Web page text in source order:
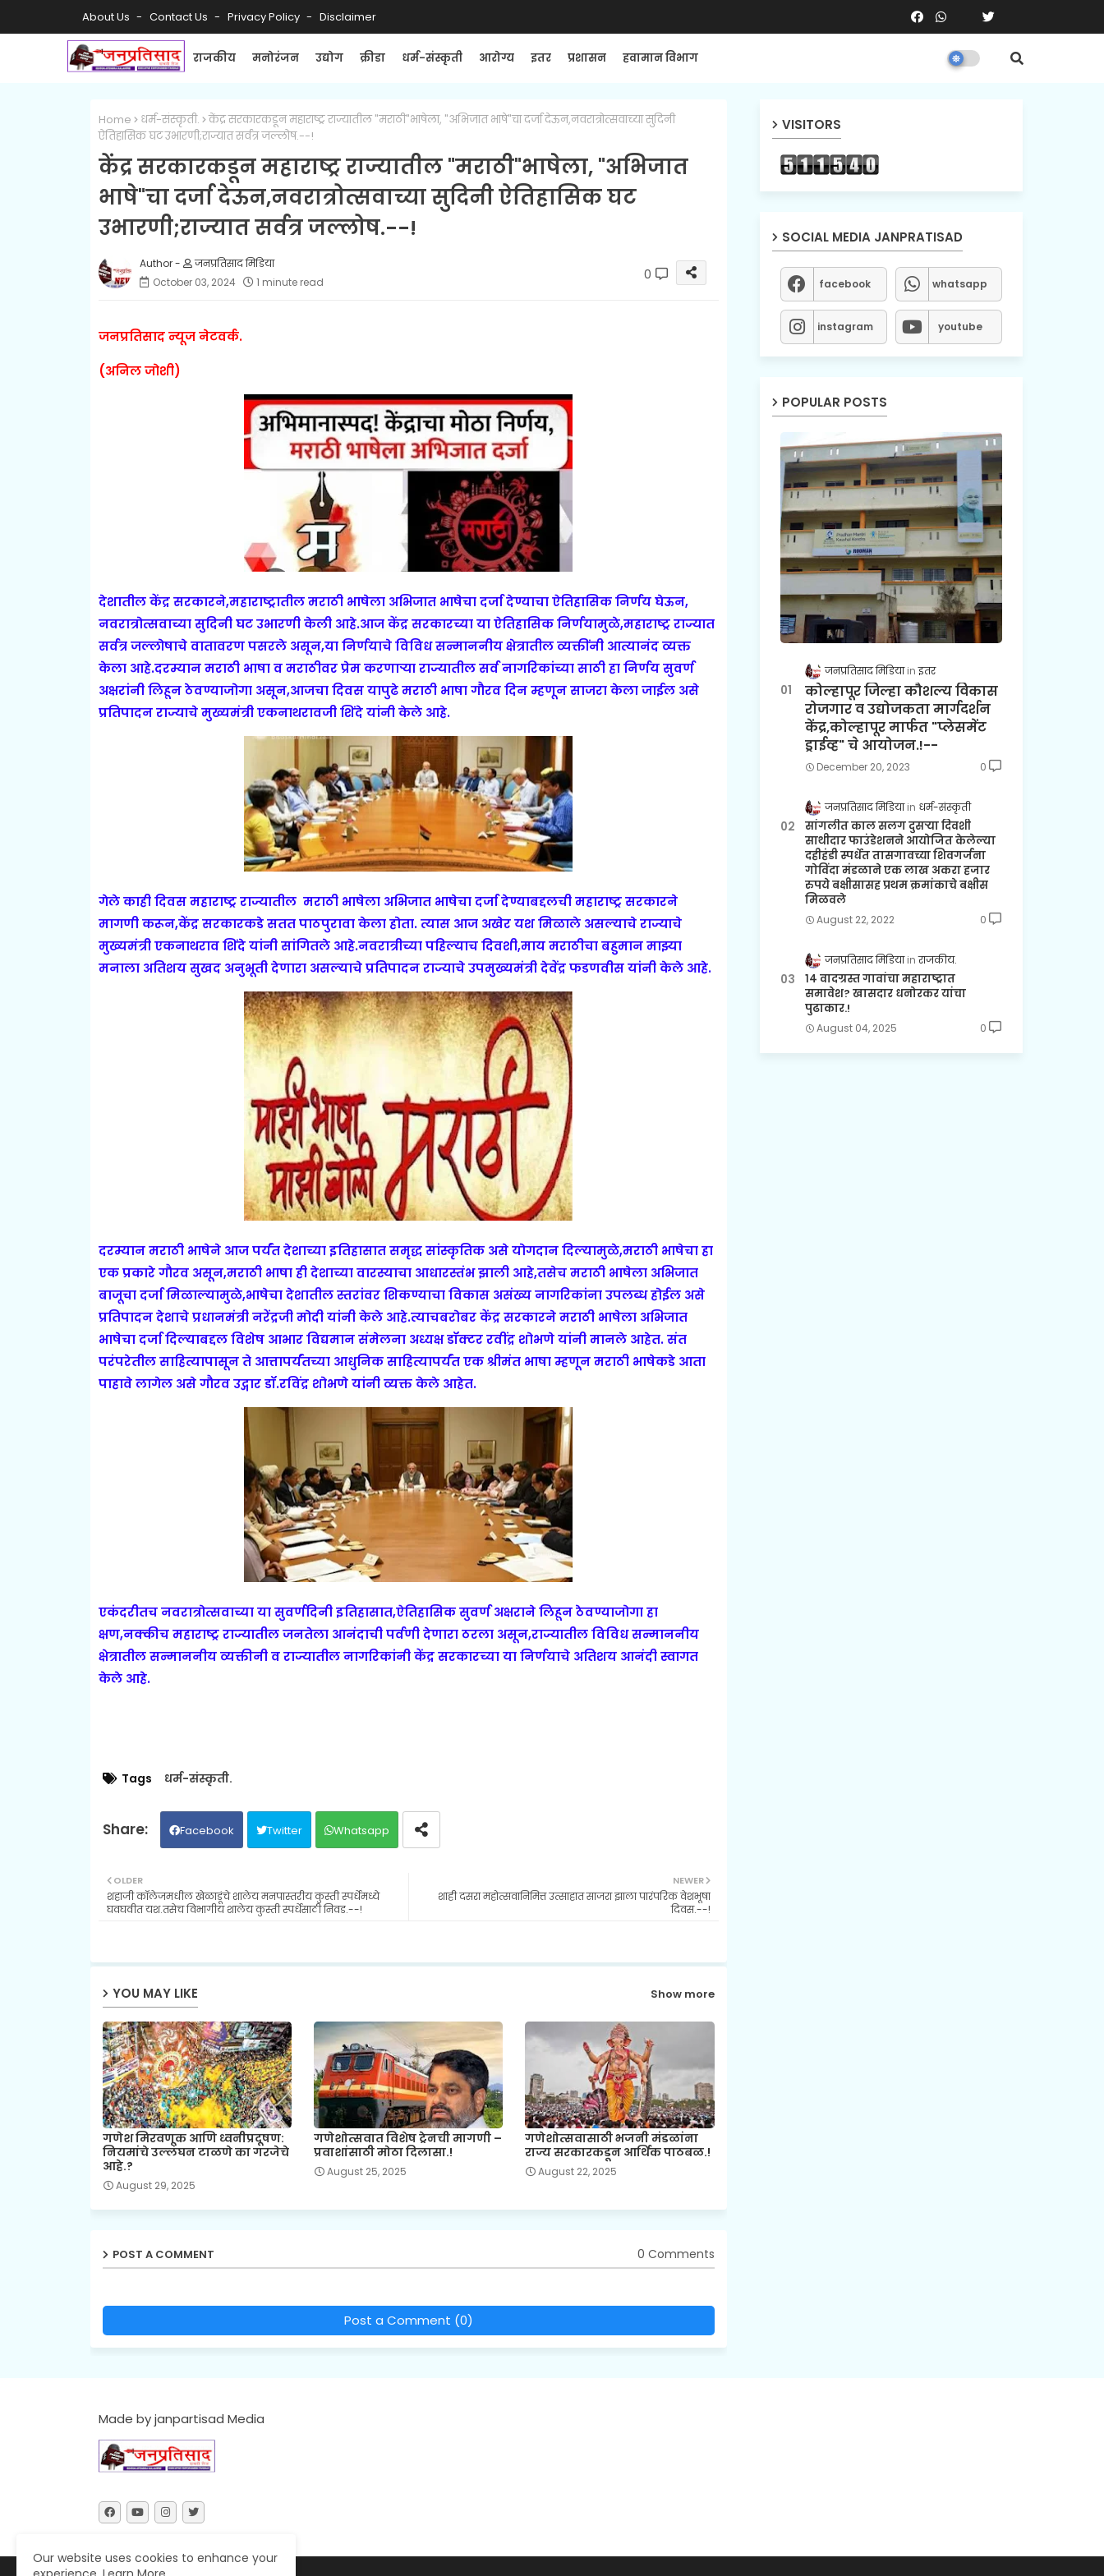
About Us Contact Us Privacy Policy Disclaimer
राजकीय मनोरंजन उद्योग क्रीडा धर्म-संस्कृती आरोग्य इतर प्रशासन हवामान विभाग
Home धर्म-संस्कृती.
केंद्र सरकारकडून महाराष्ट्र राज्यातील "मराठी"भाषेला, "अभिजात भाषे"चा दर्जा देऊन,नवरात्रोत्सवाच्या सुदिनी
ऐतिहासिक घट उभारणी;राज्यात सर्वत्र जल्लोष.--!
केंद्र सरकारकडून महाराष्ट्र राज्यातील "मराठी"भाषेला, "अभिजात
भाषे"चा दर्जा देऊन,नवरात्रोत्सवाच्या सुदिनी ऐतिहासिक घट
उभारणी;राज्यात सर्वत्र जल्लोष.--!
जनप्रतिसाद मिडिया
October 03, 2024
1 minute read 0
जनप्रतिसाद न्यूज नेटवर्क.
(अनिल जोशी)
देशातील केंद्र सरकारने,महाराष्ट्रातील मराठी भाषेला अभिजात भाषेचा दर्जा देण्याचा ऐतिहासिक निर्णय घेऊन,
नवरात्रोत्सवाच्या सुदिनी घट उभारणी केली आहे.आज केंद्र सरकारच्या या ऐतिहासिक निर्णयामुळे,महाराष्ट्र राज्यात
सर्वत्र जल्लोषाचे वातावरण पसरले असून,या निर्णयाचे विविध सन्माननीय क्षेत्रातील व्यक्तींनी आत्यानंद व्यक्त
केला आहे.दरम्यान मराठी भाषा व मराठीवर प्रेम करणाऱ्या राज्यातील सर्व नागरिकांच्या साठी हा निर्णय सुवर्ण
अक्षरांनी लिहून ठेवण्याजोगा असून,आजचा दिवस यापुढे मराठी भाषा गौरव दिन म्हणून साजरा केला जाईल असे
प्रतिपादन राज्याचे मुख्यमंत्री एकनाथरावजी शिंदे यांनी केले आहे.
गेले काही दिवस महाराष्ट्र राज्यातील मराठी भाषेला अभिजात भाषेचा दर्जा देण्याबद्दलची महाराष्ट्र सरकारने
मागणी करून,केंद्र सरकारकडे सतत पाठपुरावा केला होता. त्यास आज अखेर यश मिळाले असल्याचे राज्याचे
मुख्यमंत्री एकनाथराव शिंदे यांनी सांगितले आहे.नवरात्रीच्या पहिल्याच दिवशी,माय मराठीचा बहुमान माझ्या
मनाला अतिशय सुखद अनुभूती देणारा असल्याचे प्रतिपादन राज्याचे उपमुख्यमंत्री देवेंद्र फडणवीस यांनी केले आहे.
दरम्यान मराठी भाषेने आज पर्यंत देशाच्या इतिहासात समृद्ध सांस्कृतिक असे योगदान दिल्यामुळे,मराठी भाषेचा हा
एक प्रकारे गौरव असून,मराठी भाषा ही देशाच्या वारस्याचा आधारस्तंभ झाली आहे,तसेच मराठी भाषेला अभिजात
बाजूचा दर्जा मिळाल्यामुळे,भाषेचा देशातील स्तरांवर शिकण्याचा विकास असंख्य नागरिकांना उपलब्ध होईल असे
प्रतिपादन देशाचे प्रधानमंत्री नरेंद्रजी मोदी यांनी केले आहे.त्याचबरोबर केंद्र सरकारने मराठी भाषेला अभिजात
भाषेचा दर्जा दिल्याबद्दल विशेष आभार विद्यमान संमेलना अध्यक्ष डॉक्टर रवींद्र शोभणे यांनी मानले आहेत. संत
परंपरेतील साहित्यापासून ते आत्तापर्यंतच्या आधुनिक साहित्यापर्यंत एक श्रीमंत भाषा म्हणून मराठी भाषेकडे आता
पाहावे लागेल असे गौरव उद्गार डॉ.रविंद्र शोभणे यांनी व्यक्त केले आहेत.
एकंदरीतच नवरात्रोत्सवाच्या या सुवर्णदिनी इतिहासात,ऐतिहासिक सुवर्ण अक्षराने लिहून ठेवण्याजोगा हा
क्षण,नक्कीच महाराष्ट्र राज्यातील जनतेला आनंदाची पर्वणी देणारा ठरला असून,राज्यातील विविध सन्माननीय
क्षेत्रातील सन्माननीय व्यक्तीनी व राज्यातील नागरिकांनी केंद्र सरकारच्या या निर्णयाचे अतिशय आनंदी स्वागत
केले आहे.
Tags धर्म-संस्कृती.
Facebook Twitter Whatsapp
NEWER
शाही दसरा महोत्सवानिमित्त उत्साहात साजरा झाला पारंपरिक वेशभूषा
दिवस.--!
OLDER
शहाजी कॉलेजमधील खेळाडूंचे शालेय मनपास्तरीय कुस्ती स्पर्धेमध्ये
घवघवीत यश.तसेच विभागीय शालेय कुस्ती स्पर्धेसाठी निवड.--!
YOU MAY LIKE Show more
गणेश मिरवणूक आणि ध्वनीप्रदूषण:
नियमांचे उल्लंघन टाळणे का गरजेचे
आहे.?
August 29, 2025
गणेशोत्सवात विशेष ट्रेनची मागणी –
प्रवाशांसाठी मोठा दिलासा.!
August 25, 2025
गणेशोत्सवासाठी भजनी मंडळांना
राज्य सरकारकडून आर्थिक पाठबळ.!
August 22, 2025
POST A COMMENT 0 Comments
Post a Comment (0)
VISITORS
SOCIAL MEDIA JANPRATISAD
facebook whatsapp
instagram youtube
POPULAR POSTS
जनप्रतिसाद मिडिया इतर
कोल्हापूर जिल्हा कौशल्य विकास
रोजगार व उद्योजकता मार्गदर्शन
केंद्र,कोल्हापूर मार्फत "प्लेसमेंट
ड्राईव्ह" चे आयोजन.!--
December 20, 2023 0
जनप्रतिसाद मिडिया धर्म-संस्कृती
सांगलीत काल सलग दुसऱ्या दिवशी
साथीदार फाउंडेशनने आयोजित केलेल्या
दहीहंडी स्पर्धेत तासगावच्या शिवगर्जना
गोविंदा मंडळाने एक लाख अकरा हजार
रुपये बक्षीसासह प्रथम क्रमांकाचे बक्षीस
मिळवले
August 22, 2022 0
जनप्रतिसाद मिडिया राजकीय.
१४ वादग्रस्त गावांचा महाराष्ट्रात
समावेश? खासदार धनोरकर यांचा
पुढाकार.!
August 04, 2025 0
Made by janpartisad Media
Our website uses cookies to enhance your